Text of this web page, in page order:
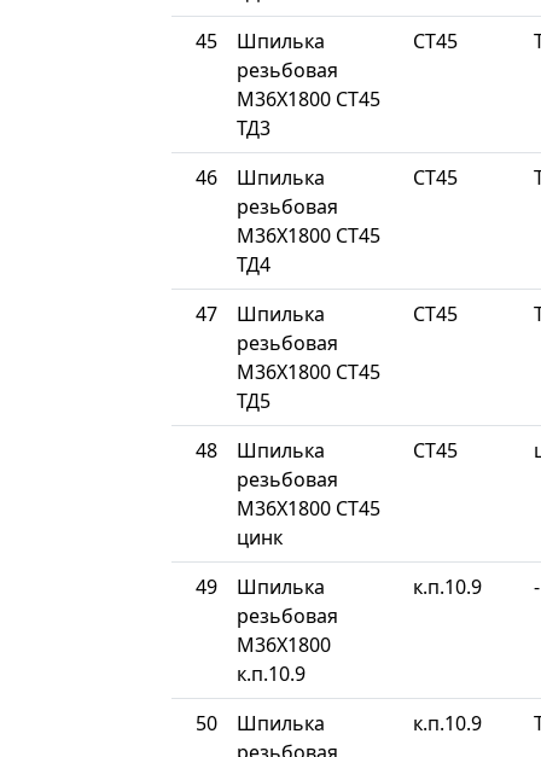
45
Шпилька
резьбовая
М36Х1800 СТ45
ТД3
СТ45
46
Шпилька
резьбовая
М36Х1800 СТ45
ТД4
СТ45
47
Шпилька
резьбовая
М36Х1800 СТ45
ТД5
СТ45
48
Шпилька
резьбовая
М36Х1800 СТ45
цинк
СТ45
49
Шпилька
резьбовая
М36Х1800
к.п.10.9
к.п.10.9 -
50
Шпилька
к.п.10.9